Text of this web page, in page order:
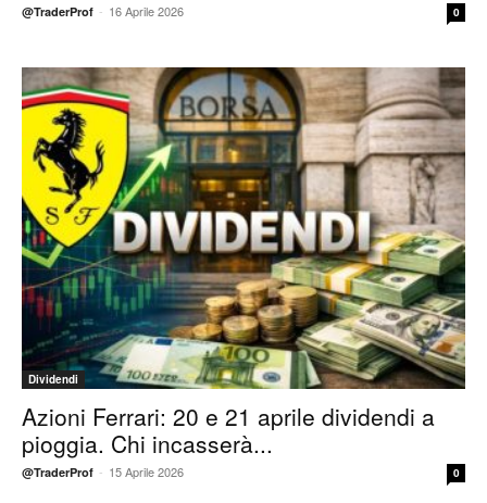
@TraderProf - 16 Aprile 2026 0
Dividendi
Azioni Ferrari: 20 e 21 aprile dividendi a
pioggia. Chi incasserà...
@TraderProf - 15 Aprile 2026 0